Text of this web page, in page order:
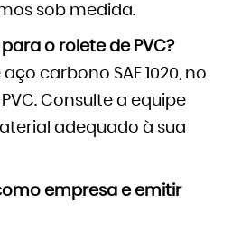
sob medida.
o rolete de PVC?
carbono SAE 1020, no
Consulte a equipe
adequado à sua
empresa e emitir